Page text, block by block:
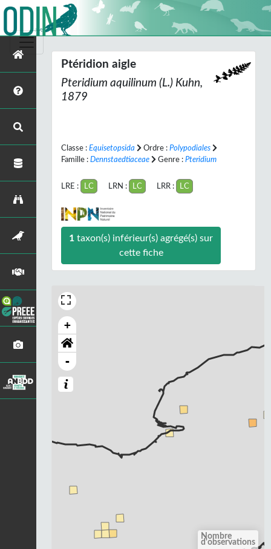
Ptéridion aigle
Pteridium aquilinum (L.) Kuhn,
1879
Classe : Equisetopsida Ordre : Polypodiales
Famille : Dennstaedtiaceae Genre : Pteridium
LRE : LC LRN : LC LRR : LC
1taxon(s) inférieur(s) agrégé(s) sur
cette fiche
+
-
Nombre
d'observations